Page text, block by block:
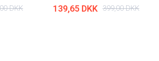
DKK 139,65 DKK 399,00 DKK